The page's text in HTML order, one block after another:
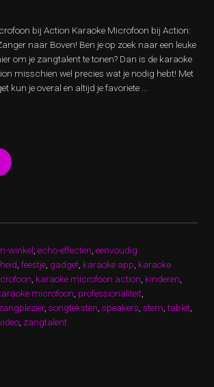
bij Action Karaoke Microfoon bij Action:
naar Boven! Ben je op zoek naar een leuke
om je zangtalent te tonen? Dan is de karaoke
misschien wel precies wat je nodig hebt! Met
kun je overal en altijd je favoriete …
winkel echo-effecten eenvoudig
feestje gadget karaoke app karaoke
karaoke microfoon action kinderen
microfoon professionaliteit
, songteksten speakers stem ,tablet
zangtalent